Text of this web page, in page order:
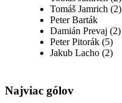
Tomáš Jamrich (2)
Peter Barták
Damián Prevaj (2)
Peter Pitorák (5)
Jakub Lacho (2)
Najviac gólov